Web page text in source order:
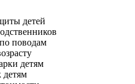
детей
поводам
детям